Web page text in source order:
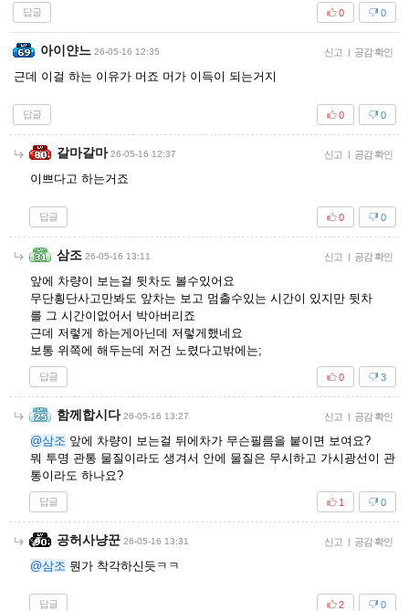
답글 0
0
아이얀느 26-05-16 12:35 신고 공감 확인
근데 이걸 하는 이유가 머죠 머가 이득이 되는거지
답글 0
0
갈마갈마 26-05-16 12:37 신고 공감 확인
이쁘다고 하는거죠
답글 0
0
삼조 26-05-16 13:11 신고 공감 확인
앞에 차량이 보는걸 뒷차도 볼수있어요
무단횡단사고만봐도 앞차는 보고 멈출수있는 시간이 있지만 뒷차
를 그 시간이없어서 박아버리죠
근데 저렇게 하는게아닌데 저렇게했네요
보통 위쪽에 해두는데 저건 노렸다고밖에는;
답글 3
0
함께합시다 26-05-16 13:27 신고 공감 확인
@삼조 앞에 차량이 보는걸 뒤에차가 무슨필름을 붙이면 보여요?
뭐 투명 관통 물질이라도 생겨서 안에 물질은 무시하고 가시광선이 관
통이라도 하나요?
답글 0
1
공허사냥꾼 26-05-16 13:31 신고 공감 확인
@삼조 뭔가 착각하신듯ㅋㅋ
답글 0
2